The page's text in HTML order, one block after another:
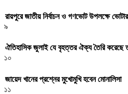
রায়পুরে জাতীয় নির্বাচন ও গণভোট উপলক্ষে
৯
ঐতিহাসিক জুলাই যে বৃহত্তর ঐক্য তৈরি করেছে
১০
জায়েদ খানের প্রশ্নের মুখোমুখি হবেন মোনালিসা
১১